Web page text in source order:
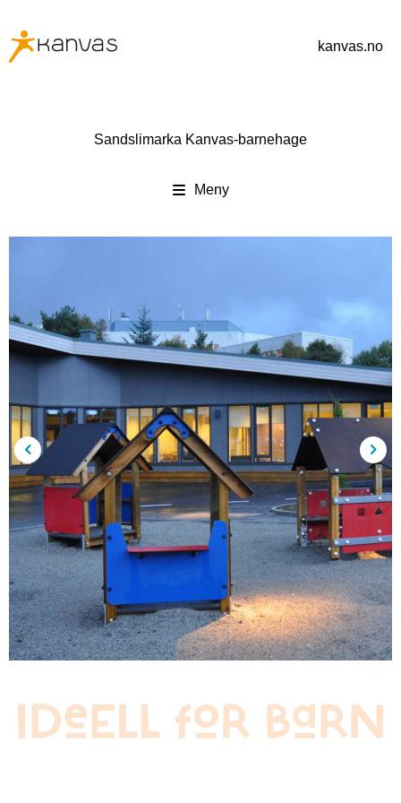
kanvas.no
Sandslimarka Kanvas-barnehage
Meny
Forrige